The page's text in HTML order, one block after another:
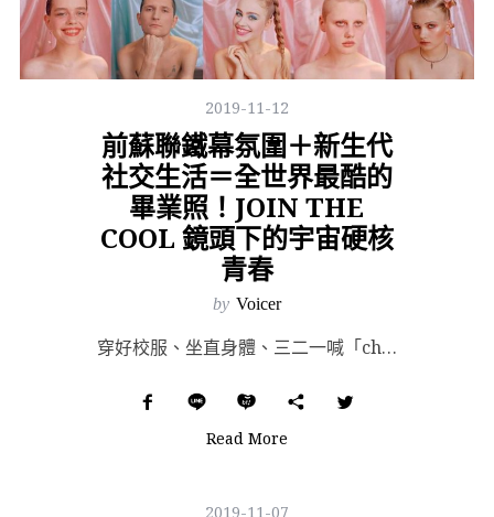
2019-11-12
前蘇聯鐵幕氛圍＋新生代
社交生活＝全世界最酷的
畢業照！JOIN THE
COOL 鏡頭下的宇宙硬核
青春
by Voicer
穿好校服、坐直身體、三二一喊「cheese」！這種畢業照，你肯定也從小拍到大。不過，你絕對想不到——...
Read More
2019-11-07